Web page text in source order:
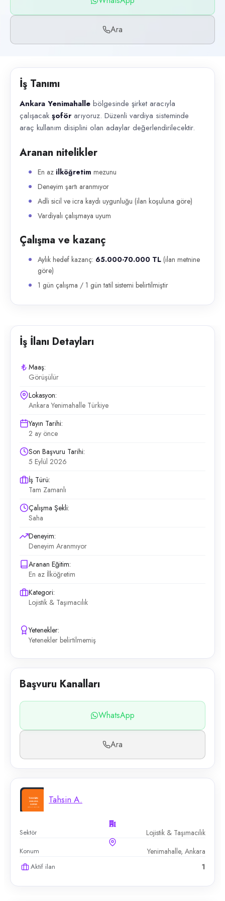
WhatsApp, Telefon
İlan açıklaması
Ara
İş Tanımı
Ankara Yenimahalle bölgesinde şirket aracıyla
çalışacak şoförarıyoruz. Düzenli vardiya sisteminde
araç kullanım disiplini olan adaylar değerlendirilecektir.
Aranan nitelikler
En az ilköğretim mezunu
Deneyim şartı aranmıyor
Adli sicil ve icra kaydı uygunluğu (ilan koşuluna göre)
Vardiyalı çalışmaya uyum
Çalışma ve kazanç
Aylık hedef kazanç: 65.000-70.000 TL (ilan metnine
göre)
1 gün çalışma / 1 gün tatil sistemi belirtilmiştir
İş İlanı Detayları
Maaş:
Görüşülür
Lokasyon:
Ankara Yenimahalle Türkiye
Yayın Tarihi:
2 ay önce
Son Başvuru Tarihi:
5 Eylül 2026
İş Türü:
Tam Zamanlı
Çalışma Şekli:
Saha
Deneyim:
Deneyim Aranmıyor
Aranan Eğitim:
En az İlköğretim
Kategori:
Lojistik & Taşımacılık
Yetenekler:
Yetenekler belirtilmemiş
Başvuru Kanalları
WhatsApp
Ara
Tahsin A.
Sektör Lojistik & Taşımacılık
Konum Yenimahalle, Ankara
Aktif ilan 1